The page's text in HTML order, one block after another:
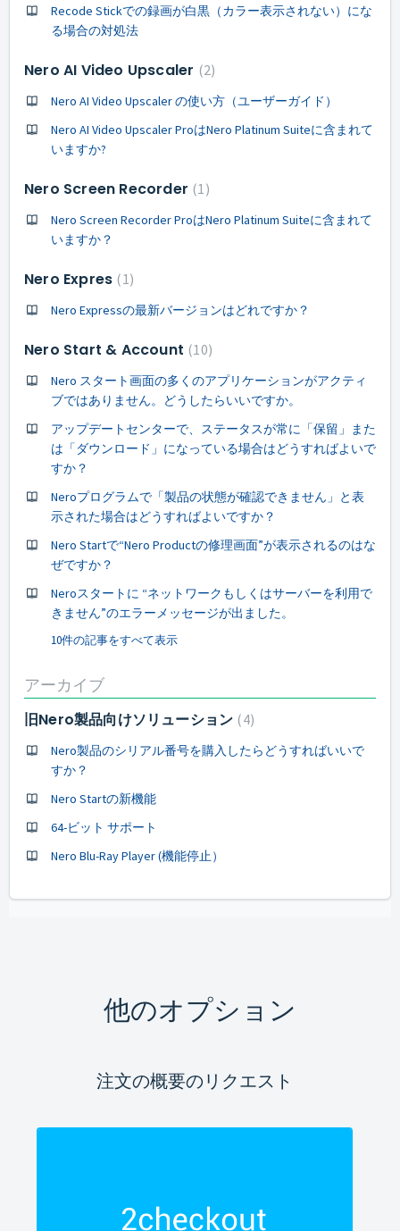
Recode Stickでの録画が白黒（カラー表示されない）にな
る場合の対処法
Nero AI Video Upscaler 2
Nero AI Video Upscaler の使い方（ユーザーガイド）
Nero AI Video Upscaler ProはNero Platinum Suiteに含まれて
いますか?
Nero Screen Recorder 1
Nero Screen Recorder ProはNero Platinum Suiteに含まれて
いますか？
Nero Expres 1
Nero Expressの最新バージョンはどれですか？
Nero Start & Account 10
Nero スタート画面の多くのアプリケーションがアクティ
ブではありません。どうしたらいいですか。
アップデートセンターで、ステータスが常に「保留」また
は「ダウンロード」になっている場合はどうすればよいで
すか？
Neroプログラムで「製品の状態が確認できません」と表
示された場合はどうすればよいですか？
Nero Startで“Nero Productの修理画面”が表示されるのはな
ぜですか？
Neroスタートに “ネットワークもしくはサーバーを利用で
きません”のエラーメッセージが出ました。
10件の記事をすべて表示
アーカイブ
旧Nero製品向けソリューション 4
Nero製品のシリアル番号を購入したらどうすればいいで
すか？
Nero Startの新機能
64-ビット サポート
Nero Blu-Ray Player (機能停止）
他のオプション
注文の概要のリクエスト